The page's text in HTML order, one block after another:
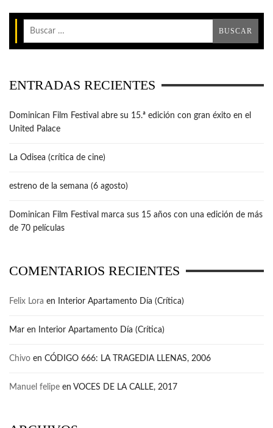
ENTRADAS RECIENTES
Dominican Film Festival abre su 15.ª edición con gran éxito en el
United Palace
La Odisea (crítica de cine)
estreno de la semana (6 agosto)
Dominican Film Festival marca sus 15 años con una edición de más
de 70 películas
COMENTARIOS RECIENTES
Felix Lora en Interior Apartamento Día (Crítica)
Mar en Interior Apartamento Día (Crítica)
Chivo en CÓDIGO 666: LA TRAGEDIA LLENAS, 2006
Manuel felipe en VOCES DE LA CALLE, 2017